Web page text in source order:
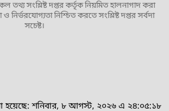
তথ্য সংশ্লিষ্ট দপ্তর কর্তৃক নিয়মিত হালনাগাদ করা
ও নির্ভরযোগ্যতা নিশ্চিত করতে সংশ্লিষ্ট দপ্তর সর্বদা
সচেষ্ট।
হয়েছে: শনিবার, ৮ আগস্ট, ২০২৬ এ ২৪:০৫:১৮